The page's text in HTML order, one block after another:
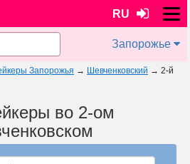
RU
Запорожье
Запорожья → Шевченковский → 2-й
во 2-ом